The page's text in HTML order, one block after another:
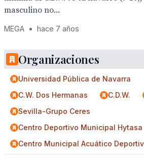
masculino no...
MEGA • hace 7 años
Organizaciones
Universidad Pública de Navarra
C.W. Dos Hermanas
C.D.W.
Sevilla-Grupo Ceres
Centro Deportivo Municipal Hytasa
Centro Municipal Acuático